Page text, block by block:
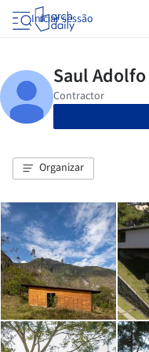
Iniciar sessão
Organizar